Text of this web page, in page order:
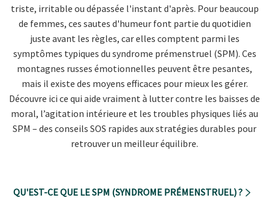
triste, irritable ou dépassée l'instant d'après. Pour beaucoup
de femmes, ces sautes d'humeur font partie du quotidien
juste avant les règles, car elles comptent parmi les
symptômes typiques du syndrome prémenstruel (SPM). Ces
montagnes russes émotionnelles peuvent être pesantes,
mais il existe des moyens efficaces pour mieux les gérer.
Découvre ici ce qui aide vraiment à lutter contre les baisses de
moral, l’agitation intérieure et les troubles physiques liés au
SPM – des conseils SOS rapides aux stratégies durables pour
retrouver un meilleur équilibre.
QU'EST-CE QUE LE SPM (SYNDROME PRÉMENSTRUEL) ?